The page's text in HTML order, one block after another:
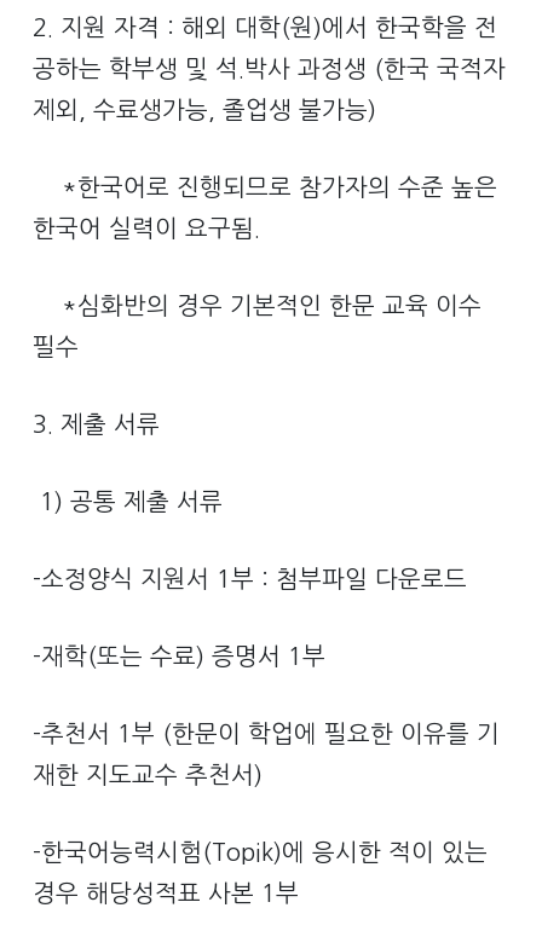
2. 지원 자격 : 해외 대학(원)에서 한국학을 전
공하는 학부생 및 석.박사 과정생 (한국 국적자
제외, 수료생가능, 졸업생 불가능)
*한국어로 진행되므로 참가자의 수준 높은
한국어 실력이 요구됨.
*심화반의 경우 기본적인 한문 교육 이수
필수
3. 제출 서류
1) 공통 제출 서류
-소정양식 지원서 1부 : 첨부파일 다운로드
-재학(또는 수료) 증명서 1부
-추천서 1부 (한문이 학업에 필요한 이유를 기
재한 지도교수 추천서)
-한국어능력시험(Topik)에 응시한 적이 있는
경우 해당성적표 사본 1부